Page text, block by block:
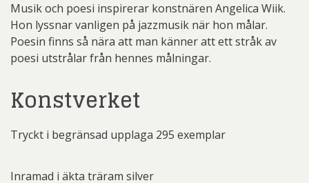
Musik och poesi inspirerar konstnären Angelica Wiik.
Hon lyssnar vanligen på jazzmusik när hon målar.
Poesin finns så nära att man känner att ett stråk av
poesi utstrålar från hennes målningar.
Konstverket
Tryckt i begränsad upplaga 295 exemplar
Inramad i äkta träram silver